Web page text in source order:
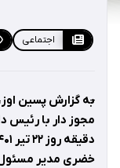
اجتماعی
به گزارش پسین
خضری مدیر